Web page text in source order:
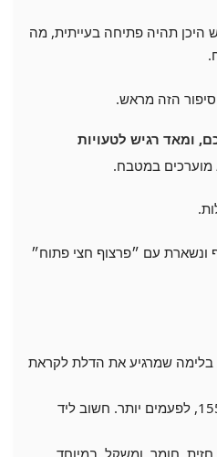
תהיה פתיחה בעייתית, מה
הזה מראש.
ומאד רגיש לטעויות
מוערכים במטבח.
ונשארת עם ״פרצוף חצי פתוח״
בלימה שמרגיע את הדלת לקראת
– 110, 155, לפעמים יותר. חשוב ליד
חזית, חומר, ומשקל. במיוחד